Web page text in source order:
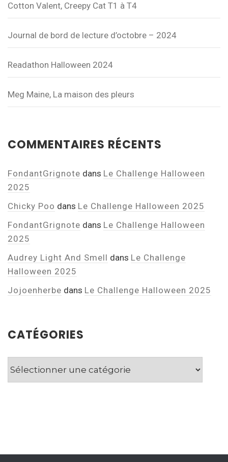
Cotton Valent, Creepy Cat T1 à T4
Journal de bord de lecture d’octobre – 2024
Readathon Halloween 2024
Meg Maine, La maison des pleurs
COMMENTAIRES RÉCENTS
FondantGrignote dans Le Challenge Halloween
2025
Chicky Poo dans Le Challenge Halloween 2025
FondantGrignote dans Le Challenge Halloween
2025
Audrey Light And Smell dans Le Challenge
Halloween 2025
Jojoenherbe dans Le Challenge Halloween 2025
CATÉGORIES
Catégories